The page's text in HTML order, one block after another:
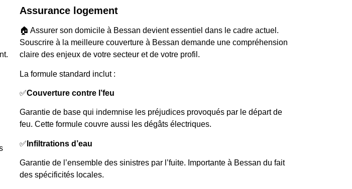
Assurance logement
🏠 Assurer son domicile à Bessan devient essentiel dans le cadre actuel.
Souscrire à la meilleure couverture à Bessan demande une compréhension
claire des enjeux de votre secteur et de votre profil.
La formule standard inclut :
✅Couverture contre l’feu
Garantie de base qui indemnise les préjudices provoqués par le départ de
feu. Cette formule couvre aussi les dégâts électriques.
✅ Infiltrations d’eau
Garantie de l’ensemble des sinistres par l’fuite. Importante à Bessan du fait
des spécificités locales.